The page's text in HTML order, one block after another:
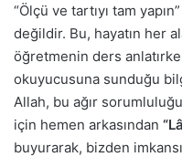
“Ölçü ve tartıyı tam
değildir. Bu, hayatın her
öğretmenin ders
okuyucusuna sunduğu
Allah, bu ağır
için hemen arkasından
buyurarak, bizden